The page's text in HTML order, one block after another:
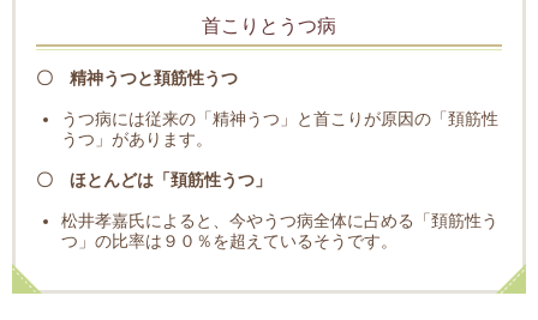
首こりとうつ病
〇 精神うつと頚筋性うつ
うつ病には従来の「精神うつ」と首こりが原因の「頚筋性
うつ」があります。
〇 ほとんどは「頚筋性うつ」
松井孝嘉氏によると、今やうつ病全体に占める「頚筋性う
つ」の比率は９０％を超えているそうです。